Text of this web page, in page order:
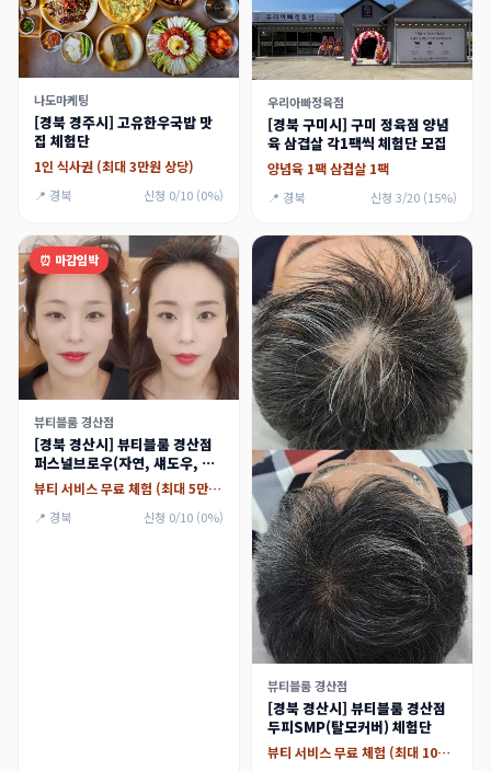
나도마케팅
[경북 경주시] 고유한우국밥 맛
집 체험단
1인 식사권 (최대 3만원 상당)
📍 경북 신청 0/10 (0%)
우리아빠정육점
[경북 구미시] 구미 정육점 양념
육 삼겹살 각1팩씩 체험단 모집
양념육 1팩 삼겹살 1팩
📍 경북 신청 3/20 (15%)
⏰ 마감임박
뷰티블룸 경산점
[경북 경산시] 뷰티블룸 경산점
퍼스널브로우(자연, 섀도우, 콤
보 눈썹) 체험단
뷰티 서비스 무료 체험 (최대 5만원)
📍 경북 신청 0/10 (0%)
뷰티블룸 경산점
[경북 경산시] 뷰티블룸 경산점
두피SMP(탈모커버) 체험단
뷰티 서비스 무료 체험 (최대 10만원)